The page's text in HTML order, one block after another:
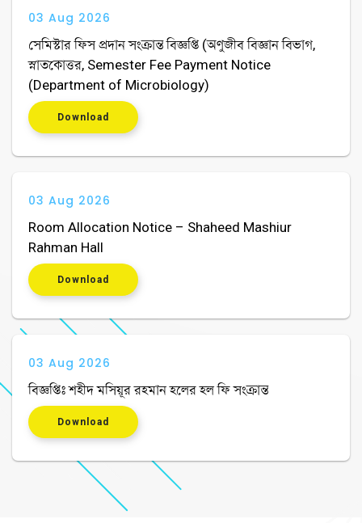
03 Aug 2026
সেমিস্টার ফিস প্রদান সংক্রান্ত বিজ্ঞপ্তি (অণুজীব বিজ্ঞান বিভাগ,
স্নাতকোত্তর, Semester Fee Payment Notice
(Department of Microbiology)
Download
03 Aug 2026
Room Allocation Notice – Shaheed Mashiur
Rahman Hall
Download
03 Aug 2026
বিজ্ঞপ্তিঃ শহীদ মসিয়ূর রহমান হলের হল ফি সংক্রান্ত
Download